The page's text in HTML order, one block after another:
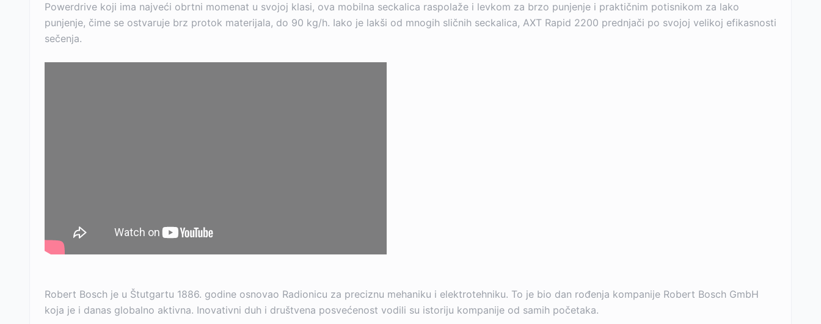
Powerdrive koji ima najveći obrtni momenat u svojoj klasi, ova mobilna seckalica raspolaže i levkom za brzo punjenje i praktičnim potisnikom za lako
punjenje, čime se ostvaruje brz protok materijala, do 90 kg/h. Iako je lakši od mnogih sličnih seckalica, AXT Rapid 2200 prednjači po svojoj velikoj efikasnosti
sečenja.
Robert Bosch je u Štutgartu 1886. godine osnovao Radionicu za preciznu mehaniku i elektrotehniku. To je bio dan rođenja kompanije Robert Bosch GmbH
koja je i danas globalno aktivna. Inovativni duh i društvena posvećenost vodili su istoriju kompanije od samih početaka.